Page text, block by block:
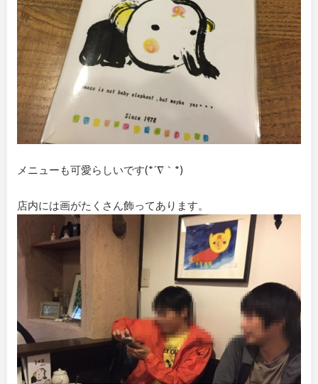
メニューも可愛らしいです(*´∇｀*)
店内には画がたくさん飾ってあります。